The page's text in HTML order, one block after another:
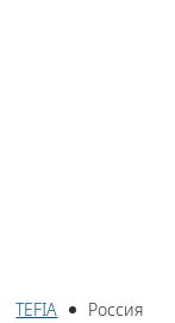
TEFIA
Россия